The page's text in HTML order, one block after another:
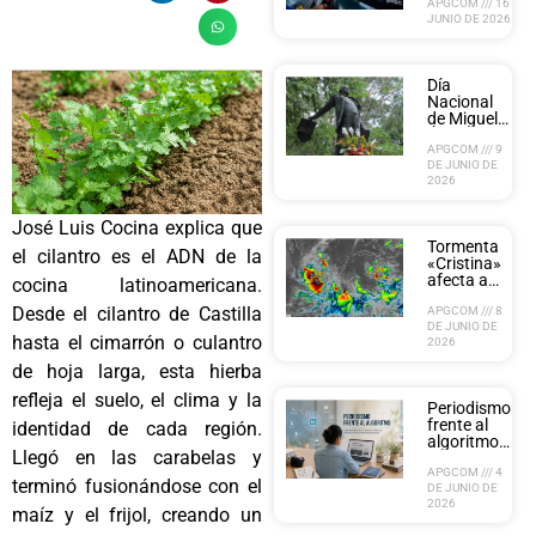
José Luis Cocina explica que
el cilantro es el ADN de la
cocina latinoamericana.
Desde el cilantro de Castilla
hasta el cimarrón o culantro
de hoja larga, esta hierba
refleja el suelo, el clima y la
identidad de cada región.
Llegó en las carabelas y
terminó fusionándose con el
maíz y el frijol, creando un
diésel reduce
casi Q2 por
APGCOM
16 DE
JUNIO DE 2026
Día
Nacional
de Miguel
Asturias:
APG honra
el legado
fundadores
APGCOM
9
DE JUNIO DE
2026
Tormenta
«Cristina»
afecta a
y
terremotos
sacuden
llama a la
prevención
APGCOM
8
DE JUNIO DE
2026
Periodismo
frente al
algoritmo:
ético de la
Inteligencia
Artificial
APGCOM
4
DE JUNIO DE
2026